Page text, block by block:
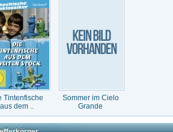
Tintenfische
aus dem ..
Sommer im Cielo
Grande